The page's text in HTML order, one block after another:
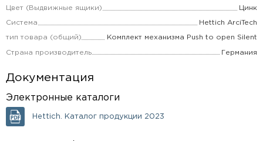
Цвет (Выдвижные ящики) Цинк
Система Hettich ArciTech
тип товара (общий) Комплект механизма Push to open Silent
Страна производитель Германия
Документация
Электронные каталоги
Hettich. Каталог продукции 2023